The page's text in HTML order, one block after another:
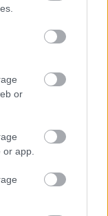
or
app.